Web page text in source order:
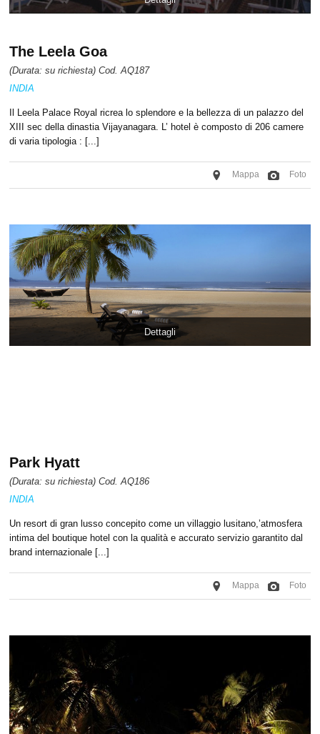
The Leela Goa
(Durata: su richiesta) Cod. AQ187
INDIA
Il Leela Palace Royal ricrea lo splendore e la bellezza di un palazzo del
XIII sec della dinastia Vijayanagara. L’ hotel è composto di 206 camere
di varia tipologia : [...]
Foto
Mappa
Dettagli
Park Hyatt
(Durata: su richiesta) Cod. AQ186
INDIA
Un resort di gran lusso concepito come un villaggio lusitano,’atmosfera
intima del boutique hotel con la qualità e accurato servizio garantito dal
brand internazionale [...]
Foto
Mappa